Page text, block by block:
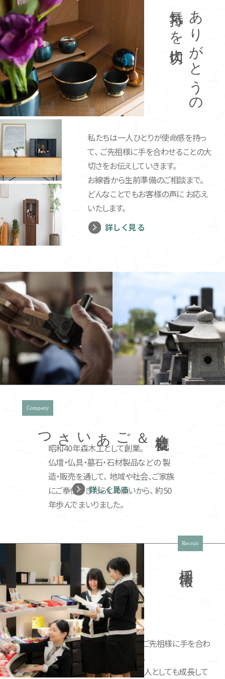
ありがとうの
気持ちを大切に
私たちは一人ひとりが使命感を持っ
て、 ご先祖様に手を合わせることの大
切さをお伝えしていきます。
お線香から生前準備のご相談まで。
どんなことでもお客様の声にお応え
いたします。
詳しく見る
Company
＆
ごあいさつ
昭和40年森木工として創業。
仏壇・仏具・墓石・石材製品などの製
造・販売を通して、 地域や社会、ご家族
にご奉仕できたらとの願いから、 約50
年歩んでまいりました。
詳しく見る
Recruit
私たちは一人ひとりが使命感を持って、ご先祖様に手を合わ
せることの大切さを
お伝えしていきます。
そして、お客様と真心で触れ合うことで、 人としても成長して